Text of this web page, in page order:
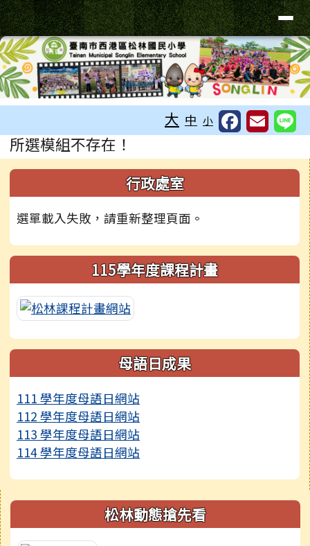
跳至主內容區
臺南市松林國小
導覽列
大 中 小
主內容區域
所選模組不存在！
左邊區域內容 行政處室
選單載入失敗，請重新整理頁面。
115學年度課程計畫
母語日成果
111 學年度母語日網站
112 學年度母語日網站
113 學年度母語日網站
114 學年度母語日網站
右邊區域內容松林動態搶先看
頁尾區域